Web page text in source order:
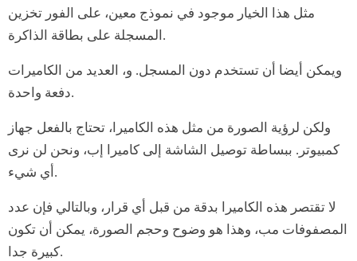
مثل هذا الخيار موجود في نموذج معين، على الفور تخزين
المسجلة على بطاقة الذاكرة.
ويمكن أيضا أن تستخدم دون المسجل. و، العديد من الكاميرات
دفعة واحدة.
ولكن لرؤية الصورة من مثل هذه الكاميرا، تحتاج بالفعل جهاز
كمبيوتر. ببساطة توصيل الشاشة إلى كاميرا إب، ونحن لن نرى
أي شيء.
لا تقتصر هذه الكاميرا بدقة من قبل أي قرار، وبالتالي فإن عدد
المصفوفات مب، وهذا هو وضوح وحجم الصورة، يمكن أن تكون
كبيرة جدا.